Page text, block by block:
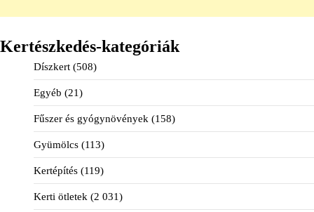
Kertészkedés-kategóriák
Díszkert (508)
Egyéb (21)
Fűszer és gyógynövények (158)
Gyümölcs (113)
Kertépítés (119)
Kerti ötletek (2 031)